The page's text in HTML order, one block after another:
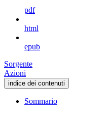
pdf
html
epub
Sorgente
Azioni
indice dei contenuti
Sommario